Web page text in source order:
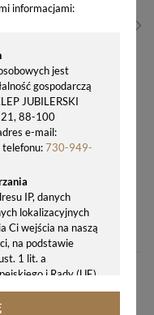
informacjami:
jest
gospodarczą
JUBILERSKI
21, 88-100
e-mail:
telefonu:730-949-
IP, danych
lokalizacyjnych
Ci wejścia na naszą
na podstawie
1 lit. a
i Rady (UE)
ochrony osób
danych